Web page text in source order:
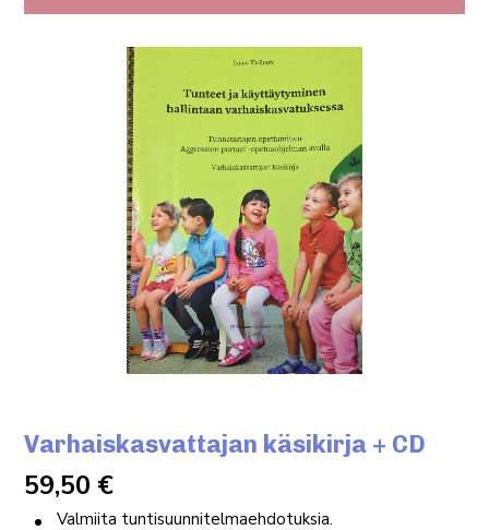
Varhaiskasvattajan käsikirja + CD
59,50 €
Valmiita tuntisuunnitelmaehdotuksia.